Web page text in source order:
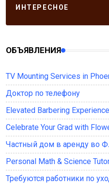
ИНТЕРЕСНОЕ
ОБЪЯВЛЕНИЯ
TV Mounting Services in
Доктор по телефону
Elevated Barbering
Celebrate Your Grad with
Частный дом в аренду во
Personal Math & Science
Требуются работники по